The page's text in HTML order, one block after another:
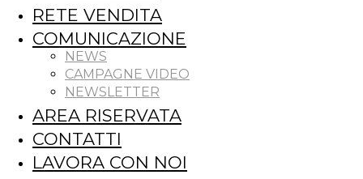
RETE VENDITA
COMUNICAZIONE
NEWS
CAMPAGNE VIDEO
NEWSLETTER
AREA RISERVATA
CONTATTI
LAVORA CON NOI